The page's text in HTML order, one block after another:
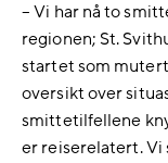
– Vi har nå to
regionen; St.
startet som
oversikt over
smittetilfellene
er reiserelatert.